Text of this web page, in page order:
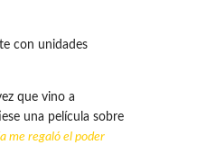
con unidades
que vino a
una película sobre
me regaló el poder